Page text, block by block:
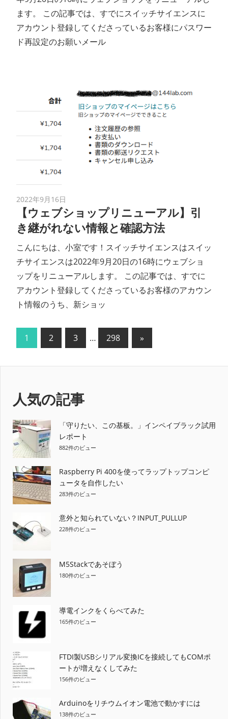
ます。 この記事では、すでにスイッチサイエンスに
アカウント登録してくださっているお客様にパスワー
ド再設定のお願いメール
2022年9月16日
【ウェブショップリニューアル】引
き継がれない情報と確認方法
こんにちは、小室です！スイッチサイエンスはスイッ
チサイエンスは2022年9月20日の16時にウェブショ
ップをリニューアルします。 この記事では、すでに
アカウント登録してくださっているお客様のアカウン
ト情報のうち、新ショッ
投
ペ
ー
ジ
送
り
1 2 3 … 298
次
の
記
»
人気の記事
「守りたい、この基板。」インペイブラック試用
レポート
882件のビュー
Raspberry Pi 400を使ってラップトップコンピ
ュータを自作したい
283件のビュー
意外と知られていない？INPUT_PULLUP
228件のビュー
M5Stackであそぼう
180件のビュー
導電インクをくらべてみた
165件のビュー
FTDI製USBシリアル変換ICを接続してもCOMポ
ートが増えなくしてみた
156件のビュー
Arduinoをリチウムイオン電池で動かすには
138件のビュー